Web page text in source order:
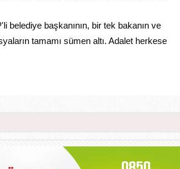
belediye başkanının, bir tek bakanın ve
tamamı sümen altı. Adalet herkese